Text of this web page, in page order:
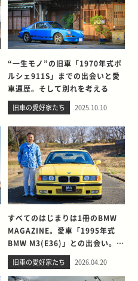
“一生モノ”の旧車「1970年式ポ
ルシェ911S」までの出会いと愛
車遍歴。そして別れを考える
旧車の愛好家たち 2025.10.10
すべてのはじまりは1冊のBMW
MAGAZINE。愛車「1995年式
BMW M3(E36)」との出会い。そ
して別れを考える
旧車の愛好家たち 2026.04.20